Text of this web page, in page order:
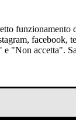
facebook,
"Non accetta".